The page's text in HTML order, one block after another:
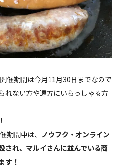
催期間は今月11月30日までなので
れない方や遠方にいらっしゃる方
期間中は、 ノウフク・オンライン
され、マルイさんに並んでいる商
す！